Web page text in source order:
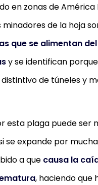
en zonas de América
de la hoja
que se alimentan
y se identifican
de túneles y
esta plaga puede ser
se expande por
a que causa la
, haciendo que